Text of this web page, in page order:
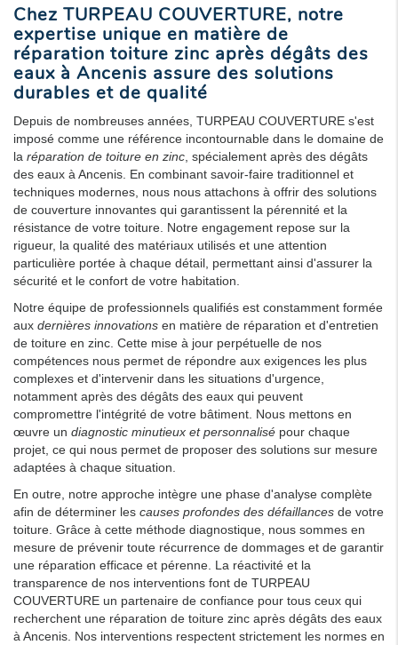
Chez TURPEAU COUVERTURE, notre
expertise unique en matière de
réparation toiture zinc après dégâts des
eaux à Ancenis assure des solutions
durables et de qualité
Depuis de nombreuses années, TURPEAU COUVERTURE s'est
imposé comme une référence incontournable dans le domaine de
la réparation de toiture en zinc, spécialement après des dégâts
des eaux à Ancenis. En combinant savoir-faire traditionnel et
techniques modernes, nous nous attachons à offrir des solutions
de couverture innovantes qui garantissent la pérennité et la
résistance de votre toiture. Notre engagement repose sur la
rigueur, la qualité des matériaux utilisés et une attention
particulière portée à chaque détail, permettant ainsi d'assurer la
sécurité et le confort de votre habitation.
Notre équipe de professionnels qualifiés est constamment formée
aux dernières innovations en matière de réparation et d'entretien
de toiture en zinc. Cette mise à jour perpétuelle de nos
compétences nous permet de répondre aux exigences les plus
complexes et d'intervenir dans les situations d'urgence,
notamment après des dégâts des eaux qui peuvent
compromettre l'intégrité de votre bâtiment. Nous mettons en
œuvre un diagnostic minutieux et personnalisé pour chaque
projet, ce qui nous permet de proposer des solutions sur mesure
adaptées à chaque situation.
En outre, notre approche intègre une phase d'analyse complète
afin de déterminer les causes profondes des défaillances de votre
toiture. Grâce à cette méthode diagnostique, nous sommes en
mesure de prévenir toute récurrence de dommages et de garantir
une réparation efficace et pérenne. La réactivité et la
transparence de nos interventions font de TURPEAU
COUVERTURE un partenaire de confiance pour tous ceux qui
recherchent une réparation de toiture zinc après dégâts des eaux
à Ancenis. Nos interventions respectent strictement les normes en